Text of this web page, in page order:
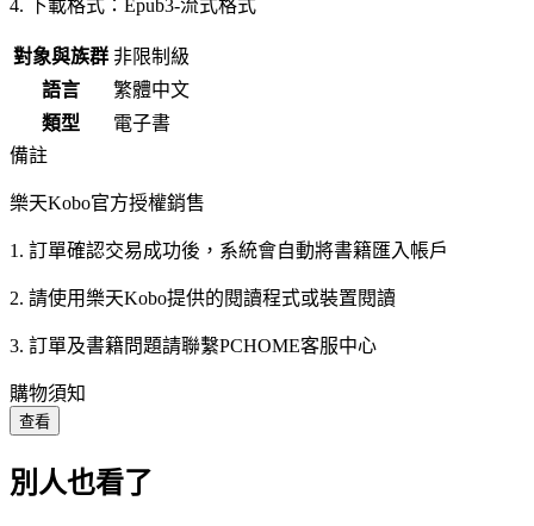
4. 下載格式：Epub3-流式格式
對象與族群 非限制級
語言
繁體中文
類型
電子書
備註
樂天Kobo官方授權銷售
1. 訂單確認交易成功後，系統會自動將書籍匯入帳戶
2. 請使用樂天Kobo提供的閱讀程式或裝置閱讀
3. 訂單及書籍問題請聯繫PCHOME客服中心
購物須知
查看
別人也看了